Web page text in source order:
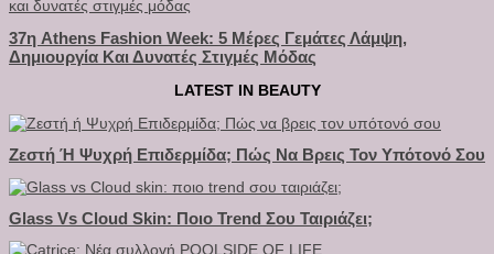
37η Athens Fashion Week: 5 Μέρες Γεμάτες Λάμψη,
Δημιουργία Και Δυνατές Στιγμές Μόδας
LATEST IN BEAUTY
Ζεστή Ή Ψυχρή Επιδερμίδα; Πώς Να Βρεις Τον Υπότονό Σου
Glass Vs Cloud Skin: Ποιο Trend Σου Ταιριάζει;